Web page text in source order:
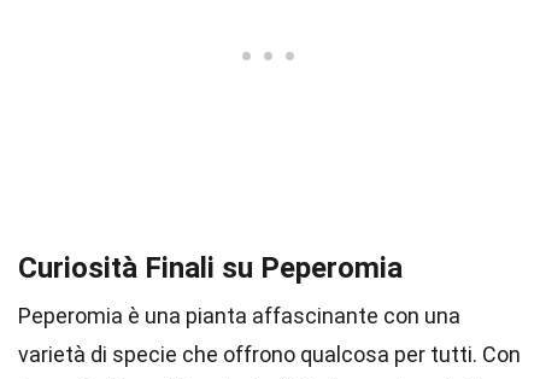
Curiosità Finali su Peperomia
Peperomia è una pianta affascinante con una
varietà di specie che offrono qualcosa per tutti. Con